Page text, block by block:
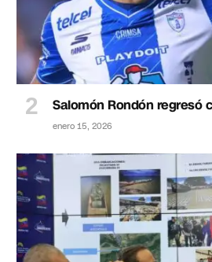
Salomón Rondón regresó
enero 15, 2026